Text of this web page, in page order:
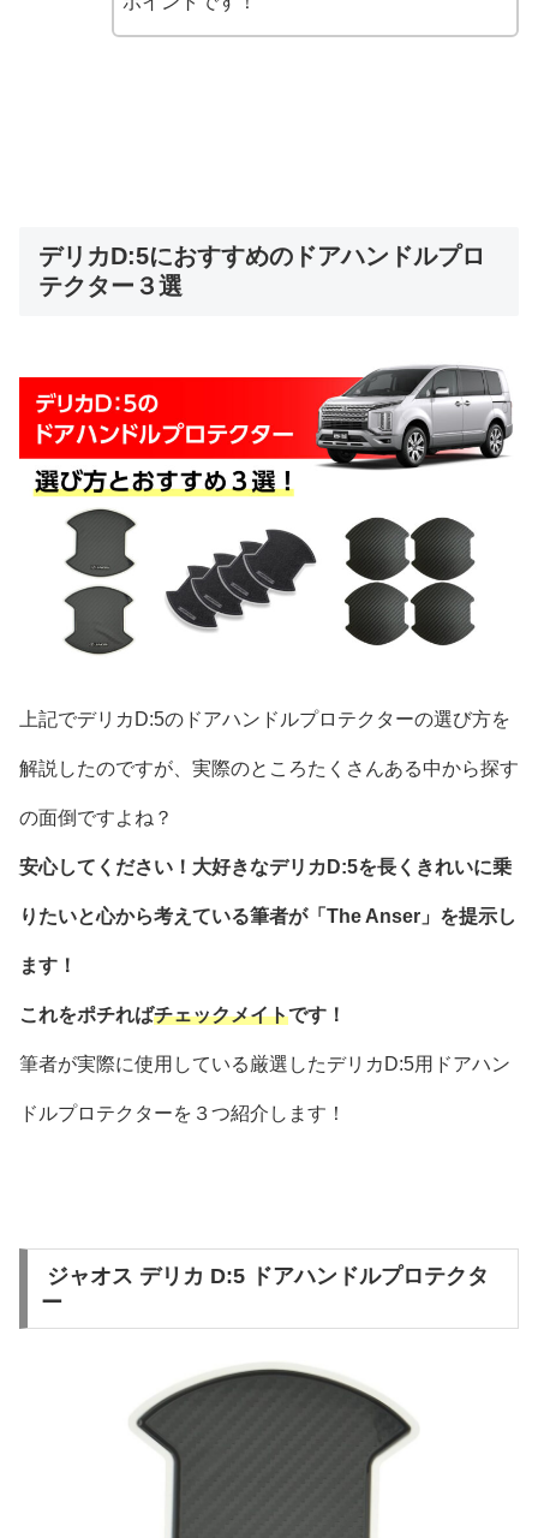
デリカD:5におすすめのドアハンドルプロ
テクター３選
上記でデリカD:5のドアハンドルプロテクターの選び方を
解説したのですが、実際のところたくさんある中から探す
の面倒ですよね？
安心してください！大好きなデリカD:5を長くきれいに乗
りたいと心から考えている筆者が「The Anser」を提示し
ます！
これをポチればチェックメイトです！
筆者が実際に使用している厳選したデリカD:5用ドアハン
ドルプロテクターを３つ紹介します！
ジャオス デリカ D:5 ドアハンドルプロテクタ
ー